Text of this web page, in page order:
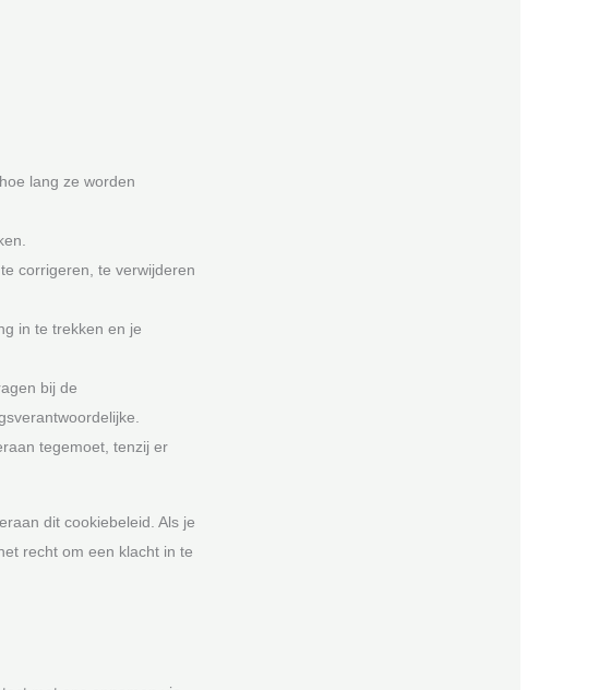
lang ze worden
corrigeren, te verwijderen
in te trekken en je
bij de
tegemoet, tenzij er
dit cookiebeleid. Als je
recht om een klacht in te